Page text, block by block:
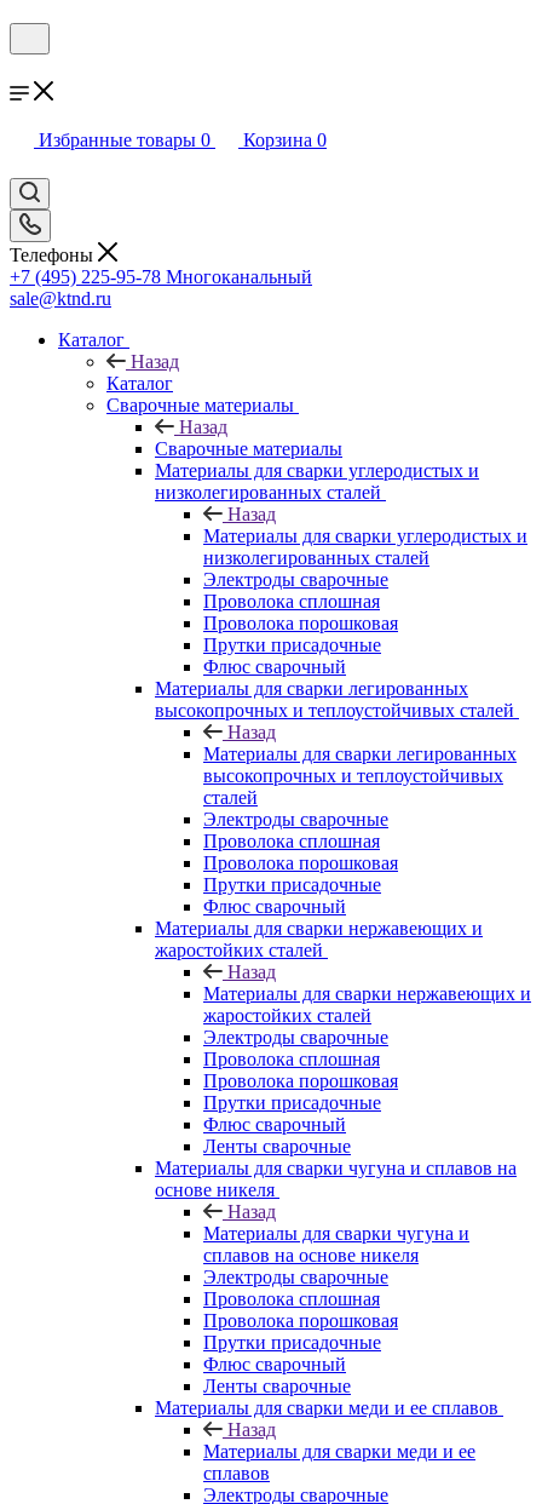
Избранные товары 0 Корзина 0
Телефоны
+7 (495) 225-95-78 Многоканальный
sale@ktnd.ru
Каталог
Назад
Каталог
Сварочные материалы
Назад
Сварочные материалы
Материалы для сварки углеродистых и
низколегированных сталей
Назад
Материалы для сварки углеродистых и
низколегированных сталей
Электроды сварочные
Проволока сплошная
Проволока порошковая
Прутки присадочные
Флюс сварочный
Материалы для сварки легированных
высокопрочных и теплоустойчивых сталей
Назад
Материалы для сварки легированных
высокопрочных и теплоустойчивых
сталей
Электроды сварочные
Проволока сплошная
Проволока порошковая
Прутки присадочные
Флюс сварочный
Материалы для сварки нержавеющих и
жаростойких сталей
Назад
Материалы для сварки нержавеющих и
жаростойких сталей
Электроды сварочные
Проволока сплошная
Проволока порошковая
Прутки присадочные
Флюс сварочный
Ленты сварочные
Материалы для сварки чугуна и сплавов на
основе никеля
Назад
Материалы для сварки чугуна и
сплавов на основе никеля
Электроды сварочные
Проволока сплошная
Проволока порошковая
Прутки присадочные
Флюс сварочный
Ленты сварочные
Материалы для сварки меди и ее сплавов
Назад
Материалы для сварки меди и ее
сплавов
Электроды сварочные